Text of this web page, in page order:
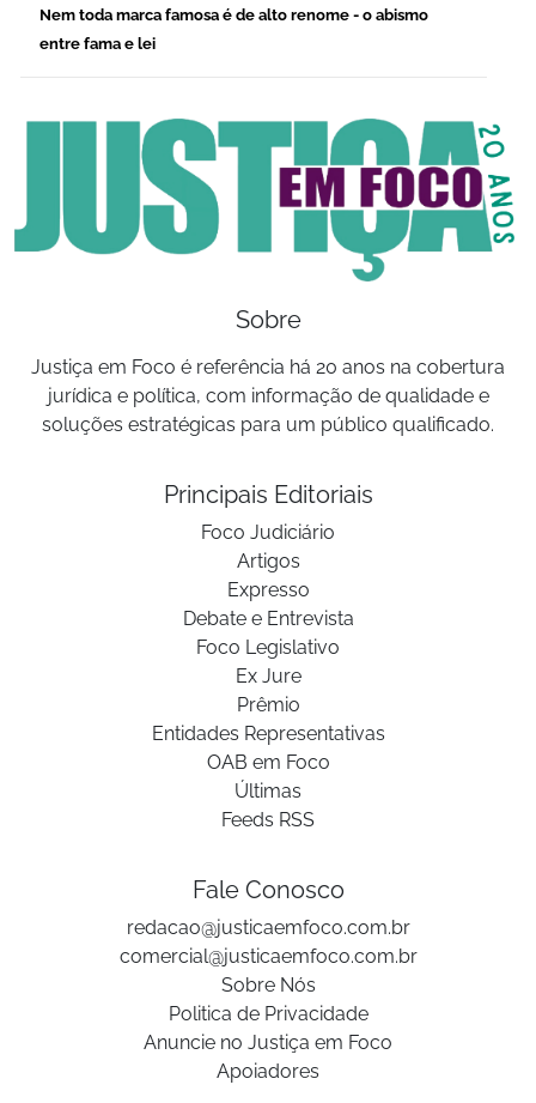
Nem toda marca famosa é de alto renome - o abismo
entre fama e lei
Sobre
Justiça em Foco é referência há 20 anos na cobertura
jurídica e política, com informação de qualidade e
soluções estratégicas para um público qualificado.
Principais Editoriais
Foco Judiciário
Artigos
Expresso
Debate e Entrevista
Foco Legislativo
Ex Jure
Prêmio
Entidades Representativas
OAB em Foco
Últimas
Feeds RSS
Fale Conosco
redacao@justicaemfoco.com.br
comercial@justicaemfoco.com.br
Sobre Nós
Politica de Privacidade
Anuncie no Justiça em Foco
Apoiadores